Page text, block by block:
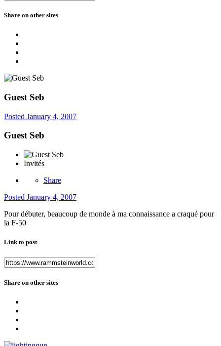
Share on other sites
Guest Seb
Posted January 4, 2007
Guest Seb
Invités
Share
Posted January 4, 2007
Pour débuter, beaucoup de monde à ma connaissance a craqué pour
la F-50
Link to post
Share on other sites